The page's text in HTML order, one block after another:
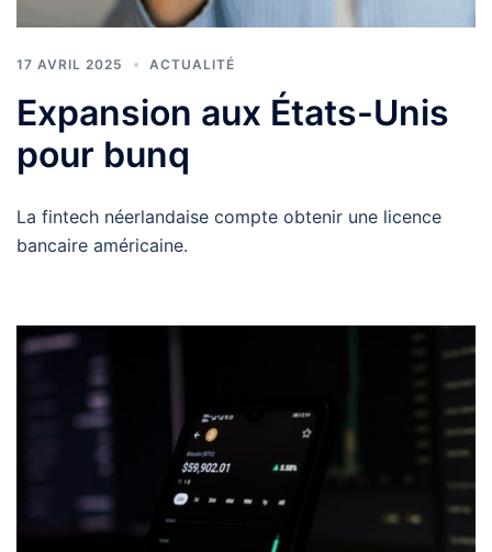
17 AVRIL 2025 ACTUALITÉ
Expansion aux États-Unis
pour bunq
La fintech néerlandaise compte obtenir une licence
bancaire américaine.